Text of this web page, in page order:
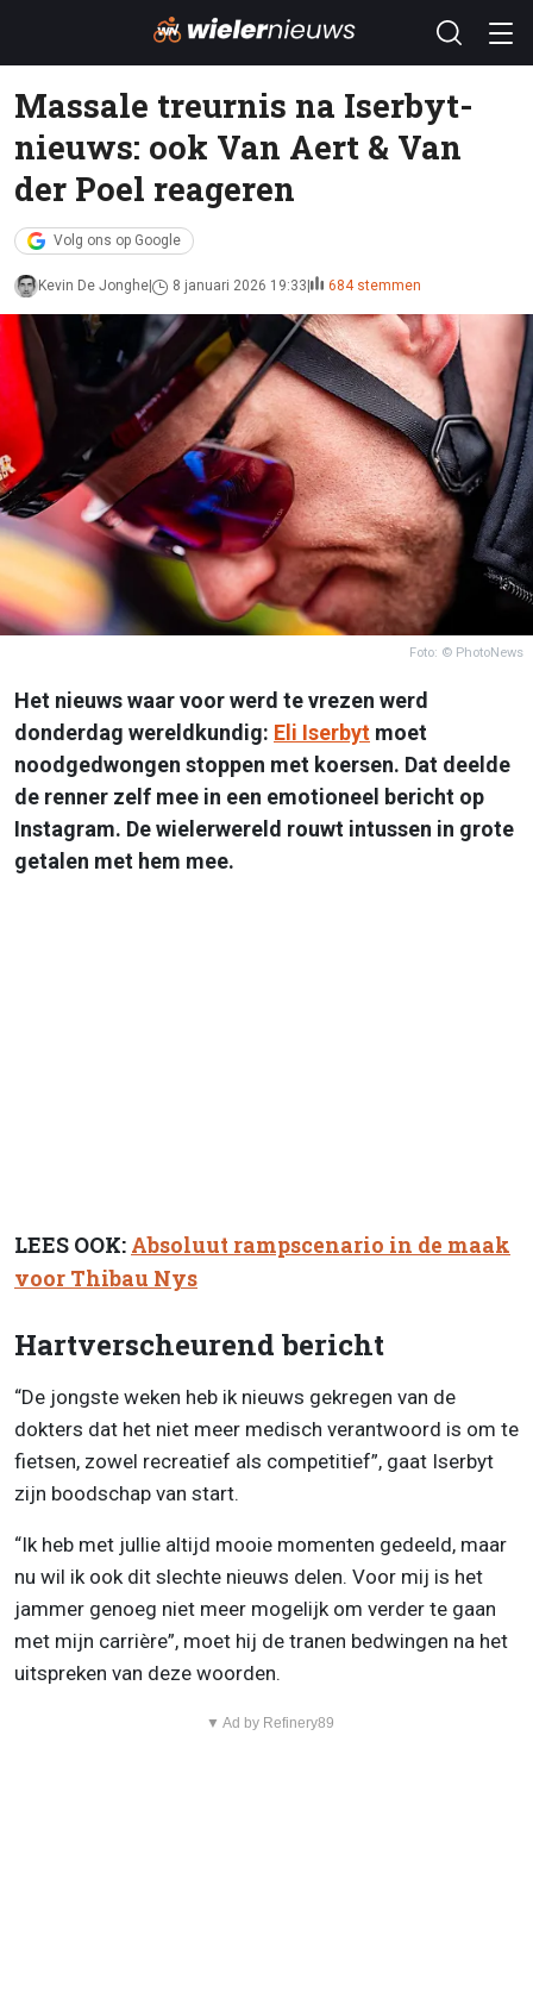
Massale treurnis na Iserbyt-
nieuws: ook Van Aert & Van
der Poel reageren
Volg ons op Google
Kevin De Jonghe 8 januari 2026 19:33 684 stemmen
Foto: © PhotoNews
Het nieuws waar voor werd te vrezen werd
donderdag wereldkundig: Eli Iserbyt moet
noodgedwongen stoppen met koersen. Dat deelde
de renner zelf mee in een emotioneel bericht op
Instagram. De wielerwereld rouwt intussen in grote
getalen met hem mee.
LEES OOK: Absoluut rampscenario in de maak
voor Thibau Nys
Hartverscheurend bericht
“De jongste weken heb ik nieuws gekregen van de
dokters dat het niet meer medisch verantwoord is om te
fietsen, zowel recreatief als competitief”, gaat Iserbyt
zijn boodschap van start.
“Ik heb met jullie altijd mooie momenten gedeeld, maar
nu wil ik ook dit slechte nieuws delen. Voor mij is het
jammer genoeg niet meer mogelijk om verder te gaan
met mijn carrière”, moet hij de tranen bedwingen na het
uitspreken van deze woorden.
▼ Ad by Refinery89